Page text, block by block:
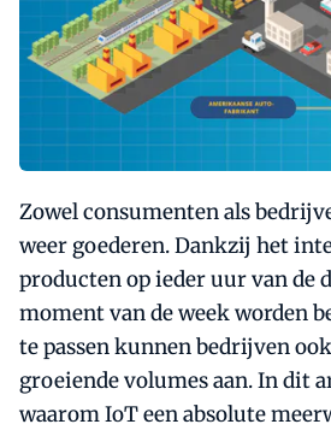
Zowel consumenten als
weer goederen. Dankzij het
producten op ieder uur van de
moment van de week worden
te passen kunnen bedrijven
groeiende volumes aan. In dit
waarom IoT een absolute